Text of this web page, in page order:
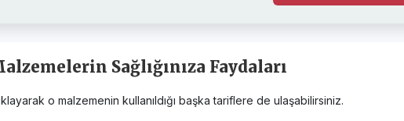
Sağlığınıza Faydaları
o malzemenin kullanıldığı başka tariflere de ulaşabilirsiniz.